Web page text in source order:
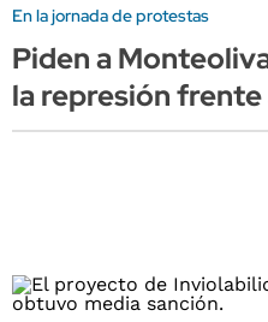
En la jornada de protestas
Piden a
la represión frente